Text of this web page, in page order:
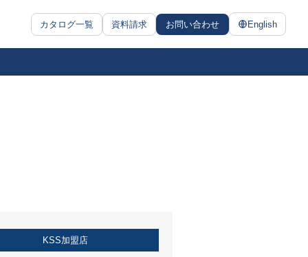
カタログ一覧 資料請求 お問い合わせ English
KSS加盟店